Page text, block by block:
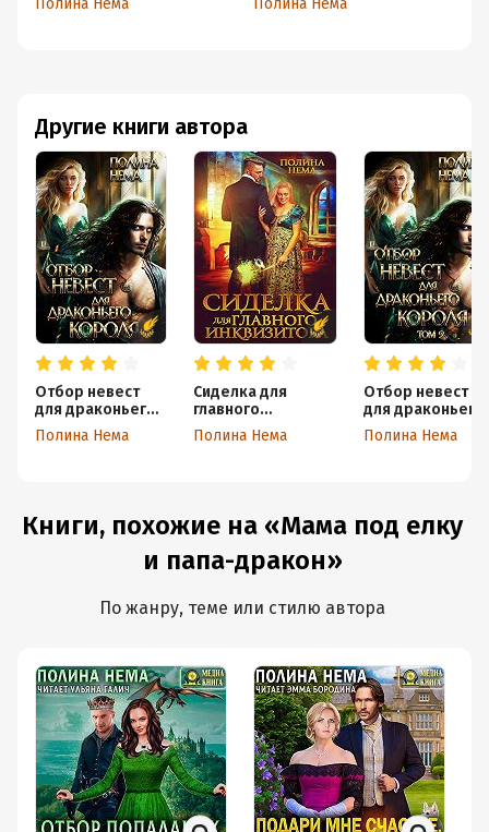
Другие книги автора
Отбор невест
для драконьего
короля
Полина Нема
Сиделка для
главного
инквизитора
Полина Нема
Отбор невест
для драконьего
короля. Том 2
Полина Нема
Полина Нема
Полина Нема
Книги, похожие на «Мама под елку
и папа-дракон»
По жанру, теме или стилю автора